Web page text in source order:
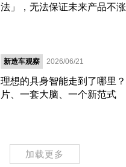
法」，无法保证未来产品不
新造车观察 2026/06/21
理想的具身智能走到了哪里
片、一套大脑、一个新范式
加载更多